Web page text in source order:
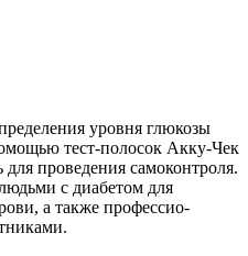
уровня глюкозы
тест-полосок Акку-Чек
проведения самоконтроля.
с диабетом для
а также профессио-